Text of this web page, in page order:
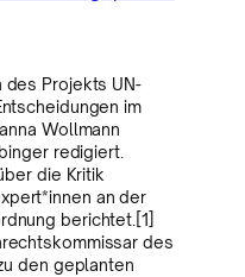
des Projekts UN-
im
Wollmann
redigiert.
die Kritik
an der
berichtet.[1]
des
den geplanten